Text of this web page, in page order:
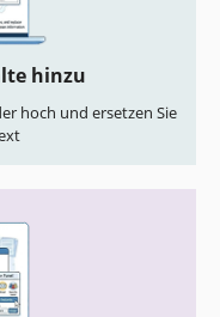
hinzu
hoch und ersetzen Sie